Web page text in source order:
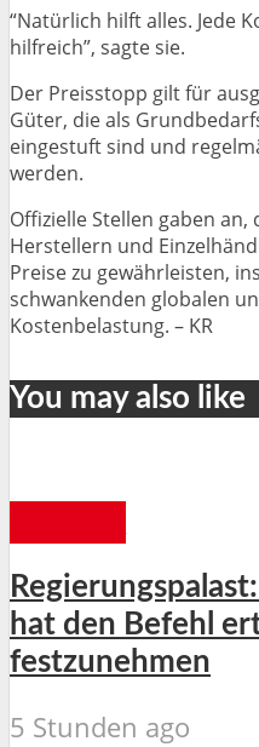
“Natürlich hilft alles. Jede
hilfreich”, sagte sie.
Der Preisstopp gilt für
Güter, die als
eingestuft sind und
werden.
Offizielle Stellen gaben
Herstellern und
Preise zu gewährleisten,
schwankenden globalen
Kostenbelastung. – KR
You may also like
hat den Befehl
festzunehmen
5 Stunden ago